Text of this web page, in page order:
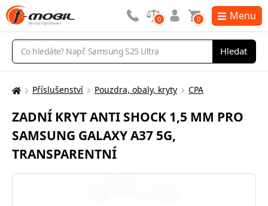
Vyhledávání
Hledat
0 0 Menu
Zde
nacházíte:
Příslušenství Pouzdra, obaly, kryty CPA
ZADNÍ KRYT ANTI SHOCK 1,5 MM PRO
SAMSUNG GALAXY A37 5G,
TRANSPARENTNÍ